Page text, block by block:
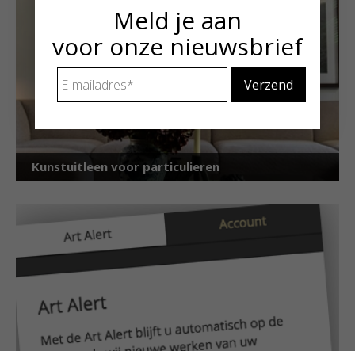
Kunstuitleen voor particulieren
Meld je aan
voor onze nieuwsbrief
mailadres *